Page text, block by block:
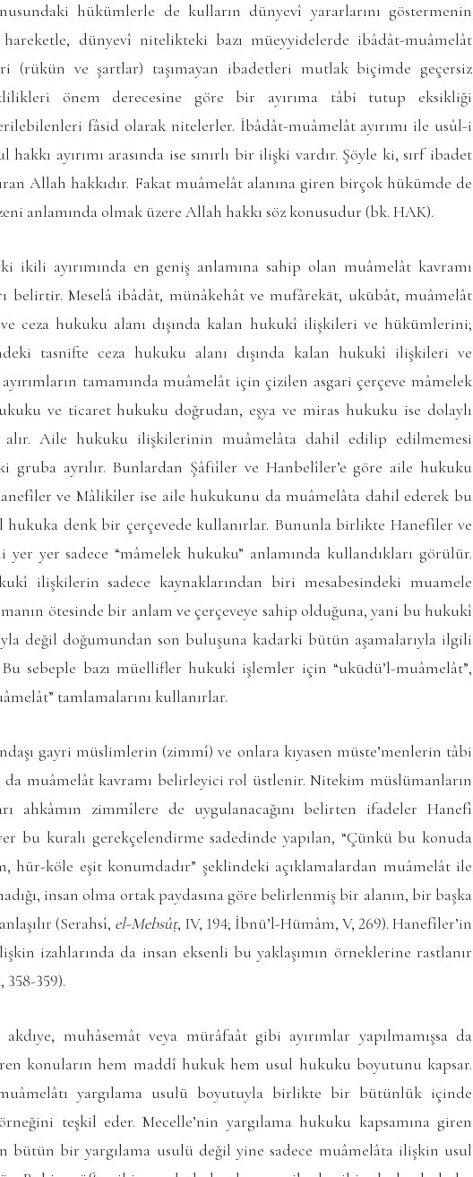
hükümlerle de kulların dünyevî yararlarını göstermenin
hareketle, dünyevî nitelikteki bazı müeyyidelerde ibâdât-muâmelât
(rükün ve şartlar) taşımayan ibadetleri mutlak biçimde geçersiz
önem derecesine göre bir ayırıma tâbi tutup eksikliği
fâsid olarak nitelerler. İbâdât-muâmelât ayırımı ile usûl-i
ayırımı arasında ise sınırlı bir ilişki vardır. Şöyle ki, sırf ibadet
Allah hakkıdır. Fakat muâmelât alanına giren birçok hükümde de
anlamında olmak üzere Allah hakkı söz konusudur (bk. HAK).
ikili ayırımında en geniş anlamına sahip olan muâmelât kavramı
belirtir. Meselâ ibâdât, münâkehât ve mufârekāt, ukūbât, muâmelât
ceza hukuku alanı dışında kalan hukukî ilişkileri ve hükümlerini;
tasnifte ceza hukuku alanı dışında kalan hukukî ilişkileri ve
tamamında muâmelât için çizilen asgari çerçeve mâmelek
ve ticaret hukuku doğrudan, eşya ve miras hukuku ise dolaylı
Aile hukuku ilişkilerinin muâmelâta dahil edilip edilmemesi
gruba ayrılır. Bunlardan Şâfiîler ve Hanbelîler’e göre aile hukuku
ve Mâlikîler ise aile hukukunu da muâmelâta dahil ederek bu
hukuka denk bir çerçevede kullanırlar. Bununla birlikte Hanefîler ve
yer sadece “mâmelek hukuku” anlamında kullandıkları görülür.
ilişkilerin sadece kaynaklarından biri mesabesindeki muamele
ötesinde bir anlam ve çerçeveye sahip olduğuna, yani bu hukukî
değil doğumundan son buluşuna kadarki bütün aşamalarıyla ilgili
sebeple bazı müellifler hukukî işlemler için “ukūdü’l-muâmelât”,
tamlamalarını kullanırlar.
gayri müslimlerin (zimmî) ve onlara kıyasen müste’menlerin tâbi
da muâmelât kavramı belirleyici rol üstlenir. Nitekim müslümanların
ahkâmın zimmîlere de uygulanacağını belirten ifadeler Hanefî
bu kuralı gerekçelendirme sadedinde yapılan, “Çünkü bu konuda
hür-köle eşit konumdadır” şeklindeki açıklamalardan muâmelât ile
insan olma ortak paydasına göre belirlenmiş bir alanın, bir başka
(Serahsî, el-Mebsûṭ, IV, 194; İbnü’l-Hümâm, V, 269). Hanefîler’in
izahlarında da insan eksenli bu yaklaşımın örneklerine rastlanır
359).
muhâsemât veya mürâfaât gibi ayırımlar yapılmamışsa da
konuların hem maddî hukuk hem usul hukuku boyutunu kapsar.
yargılama usulü boyutuyla birlikte bir bütünlük içinde
teşkil eder.Mecelle’nin yargılama hukuku kapsamına giren
bütün bir yargılama usulü değil yine sadece muâmelâta ilişkin usul